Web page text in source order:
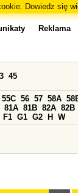
Dowiedz się
Reklama
45
55C 56 57 58A
81A 81B 82A 82B
F1 G1 G2 H W